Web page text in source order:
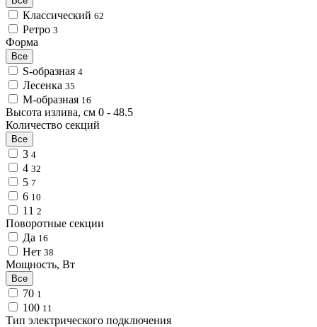
Классический 62
Ретро 3
Форма
Все
S-образная 4
Лесенка 35
М-образная 16
Высота излива, см 0 - 48.5
Количество секций
Все
3 4
4 32
5 7
6 10
11 2
Поворотные секции
Да 16
Нет 38
Мощность, Вт
Все
70 1
100 11
Тип электрического подключения